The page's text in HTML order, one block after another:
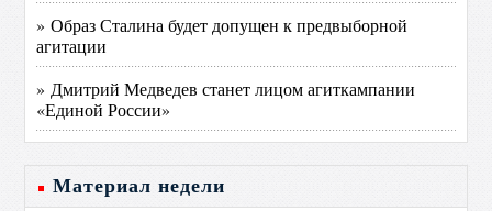
» Образ Сталина будет допущен к предвыборной
агитации
» Дмитрий Медведев станет лицом агиткампании
«Единой России»
Материал недели